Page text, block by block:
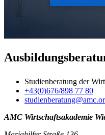
Studienberatung der
+43(0)676/898 77 80
AMC Wirtschaftsakademie